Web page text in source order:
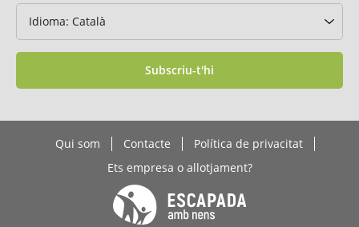
Subscriu-t'hi
Qui som Contacte
Política de privacitat
Ets empresa o allotjament?